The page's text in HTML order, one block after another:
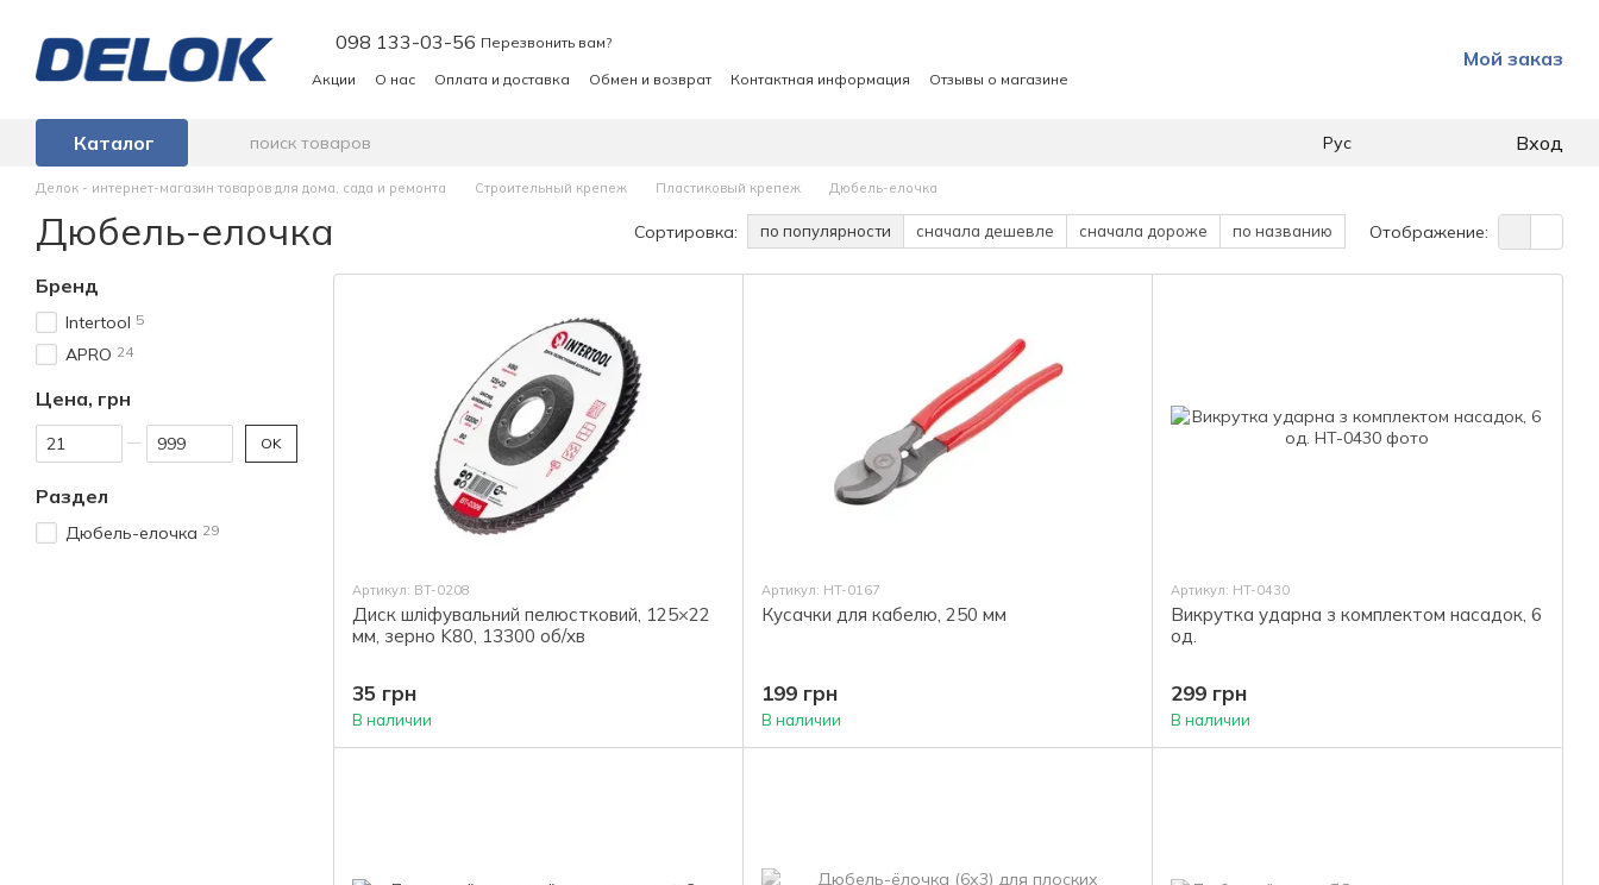
098 133-03-56 Перезвонить вам?
Акции О нас Оплата и доставка Обмен и возврат Контактная информация Отзывы о магазине
Мой заказ
Каталог Рус Вход
Делок - интернет-магазин товаров для дома, сада и ремонта Строительный крепеж Пластиковый крепеж Дюбель-елочка
Дюбель-елочка Сортировка: по популярности сначала дешевле сначала дороже по названию Отображение:
Артикул: BT-0208
Диск шліфувальний пелюстковий, 125×22
мм, зерно K80, 13300 об/хв
35 грн
В наличии
Артикул: HT-0167
Кусачки для кабелю, 250 мм
199 грн
В наличии
Артикул: HT-0430
Викрутка ударна з комплектом насадок, 6
од.
299 грн
В наличии
Бренд
Intertool 5
APRO 24
Цена, грн
От Цена, грн
До Цена, грн OK
Раздел
Дюбель-елочка 29